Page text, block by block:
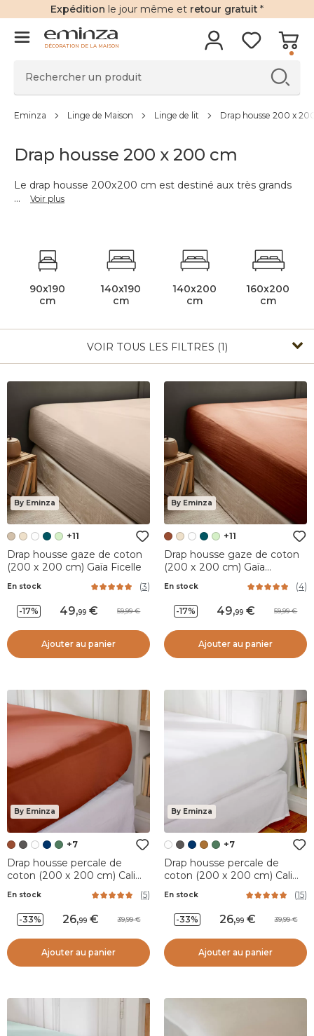
Expédition le jour même et retour gratuit *
DÉCORATION DE LA MAISON
Eminza Linge de Maison Linge de lit Drap housse 200 x
Drap housse 200 x 200 cm
Le drap housse 200x200 cm est destiné aux très grands
...
Voir plus
90x190
cm
140x190
cm
140x200
cm
160x200
cm
VOIR TOUS LES FILTRES (1)
By Eminza
+11
Drap housse gaze de coton
(200 x 200 cm) Gaïa Ficelle
En stock (3)
-17% 49,99 59,99
Ajouter au panier
By Eminza
+11
Drap housse gaze de coton
(200 x 200 cm) Gaïa
En stock (4)
-17% 49,99 59,99
Ajouter au panier
By Eminza
+7
Drap housse percale de
coton (200 x 200 cm) Cali
En stock (5)
-33% 26,99 39,99
Ajouter au panier
By Eminza
+7
Drap housse percale de
coton (200 x 200 cm) Cali
En stock (15)
-33% 26,99 39,99
Ajouter au panier